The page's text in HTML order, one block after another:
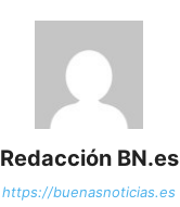
Redacción BN.es
https://buenasnoticias.es